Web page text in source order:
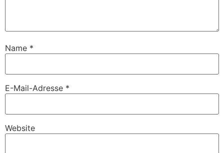
Name *
E-Mail-Adresse *
Website